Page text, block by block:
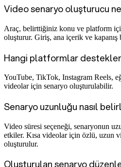
Video senaryo oluşturucu
Araç, belirttiğiniz konu ve platform
oluşturur. Giriş, ana içerik ve
Hangi platformlar
YouTube, TikTok, Instagram Reels,
videolar için senaryo oluşturulabilir.
Senaryo uzunluğu nasıl
Video süresi seçeneği, senaryonun
etkiler. Kısa videolar için özlü, uzun
oluşturulur.
Oluşturulan senaryo